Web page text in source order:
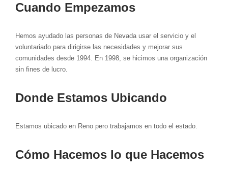
Cuando Empezamos
Hemos ayudado las personas de Nevada usar el servicio y el
voluntariado para dirigirse las necesidades y mejorar sus
comunidades desde 1994. En 1998, se hicimos una organización
sin fines de lucro.
Donde Estamos Ubicando
Estamos ubicado en Reno pero trabajamos en todo el estado.
Cómo Hacemos lo que Hacemos